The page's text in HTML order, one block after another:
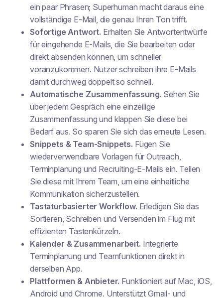
ein paar Phrasen; Superhuman macht daraus eine
vollständige E-Mail, die genau Ihren Ton trifft.
Sofortige Antwort. Erhalten Sie Antwortentwürfe
für eingehende E-Mails, die Sie bearbeiten oder
direkt absenden können, um schneller
voranzukommen. Nutzer schreiben ihre E-Mails
damit durchweg doppelt so schnell.
Automatische Zusammenfassung. Sehen Sie
über jedem Gespräch eine einzeilige
Zusammenfassung und klappen Sie diese bei
Bedarf aus. So sparen Sie sich das erneute Lesen.
Snippets & Team-Snippets. Fügen Sie
wiederverwendbare Vorlagen für Outreach,
Terminplanung und Recruiting-E-Mails ein. Teilen
Sie diese mit Ihrem Team, um eine einheitliche
Kommunikation sicherzustellen.
Tastaturbasierter Workflow. Erledigen Sie das
Sortieren, Schreiben und Versenden im Flug mit
effizienten Tastenkürzeln.
Kalender & Zusammenarbeit. Integrierte
Terminplanung und Teamfunktionen direkt in
derselben App.
Plattformen & Anbieter. Funktioniert auf Mac, iOS,
Android und Chrome. Unterstützt Gmail- und